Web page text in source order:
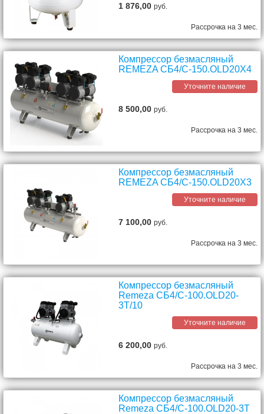
1 876,00руб.
Рассрочка на 3 мес.
Компрессор безмасляный
REMEZA СБ4/С-150.OLD20Х4
Уточните наличие
8 500,00руб.
Рассрочка на 3 мес.
Компрессор безмасляный
REMEZA СБ4/С-150.OLD20Х3
Уточните наличие
7 100,00руб.
Рассрочка на 3 мес.
Компрессор безмасляный
Remeza СБ4/С-100.OLD20-
3T/10
Уточните наличие
6 200,00руб.
Рассрочка на 3 мес.
Компрессор безмасляный
Remeza СБ4/С-100.OLD20-3T